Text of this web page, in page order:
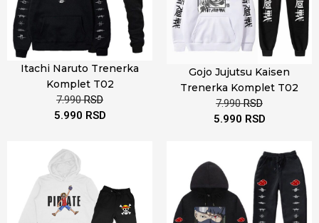
Itachi Naruto Trenerka
Komplet T02
7.990RSD
5.990 RSD
Gojo Jujutsu Kaisen
Trenerka Komplet T02
7.990RSD
5.990 RSD